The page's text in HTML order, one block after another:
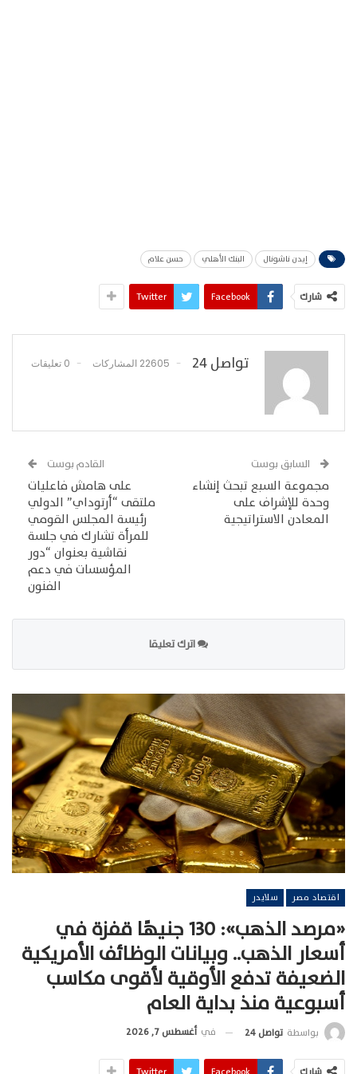
إيدن ناشونال البنك الأهلي حسن علام
شارك Facebook
Twitter
تواصل 24 22605 المشاركات 0 تعليقات
السابق بوست
مجموعة السبع تبحث إنشاء
وحدة للإشراف على
المعادن الاستراتيجية
القادم بوست
على هامش فاعليات
ملتقى “أرتوداي” الدولي
رئيسة المجلس القومي
للمرأة تشارك في جلسة
نقاشية بعنوان “دور
المؤسسات في دعم
الفنون
اترك تعليقا
اقتصاد مصر سلايدر
«مرصد الذهب»: 130 جنيهًا قفزة في
أسعار الذهب.. وبيانات الوظائف الأمريكية
الضعيفة تدفع الأوقية لأقوى مكاسب
أسبوعية منذ بداية العام
بواسطة تواصل 24 في أغسطس 7, 2026